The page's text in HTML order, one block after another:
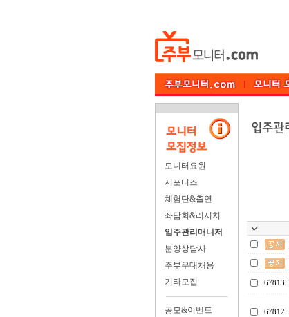
모니터요원
서포터즈
체험단&출연
좌담회&리서치
입주관리매니저
분양상담사
주부우대채용
기타모집
공모&이벤트
67813
67812